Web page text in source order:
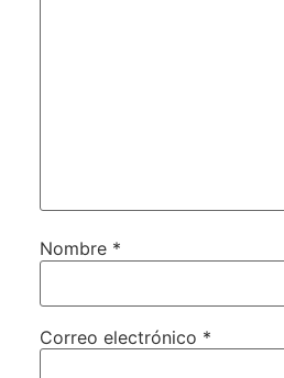
Nombre *
Correo electrónico *